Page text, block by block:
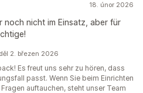
18. únor 2026
noch nicht im Einsatz, aber für
2. březen 2026
Es freut uns sehr zu hören, dass
passt. Wenn Sie beim Einrichten
auftauchen, steht unser Team